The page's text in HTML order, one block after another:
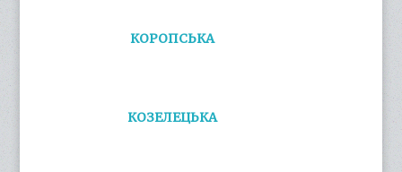
КОРОПСЬКА
КОЗЕЛЕЦЬКА